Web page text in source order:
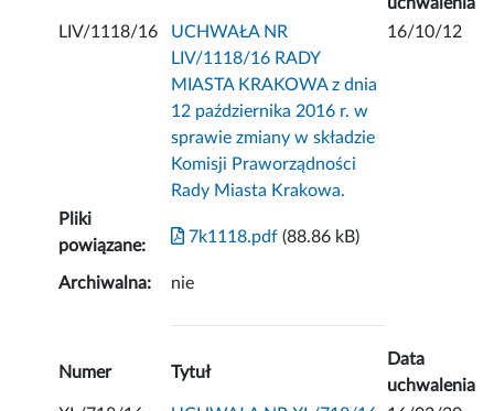
LIV/1118/16
UCHWAŁA NR
LIV/1118/16 RADY
MIASTA KRAKOWA z dnia
12 października 2016 r. w
sprawie zmiany w składzie
Komisji Praworządności
Rady Miasta Krakowa.
16/10/12
Pliki
powiązane:
7k1118.pdf (88.86 kB)
Archiwalna: nie
Numer Tytuł
Data
uchwalenia